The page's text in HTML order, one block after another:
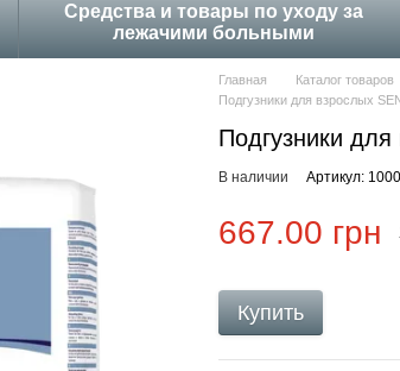
Средства и товары по уходу за
лежачими больными
Главная Каталог товаров
Подгузники для взрослых
Подгузники
В наличии Артикул:
667.00 грн
Купить